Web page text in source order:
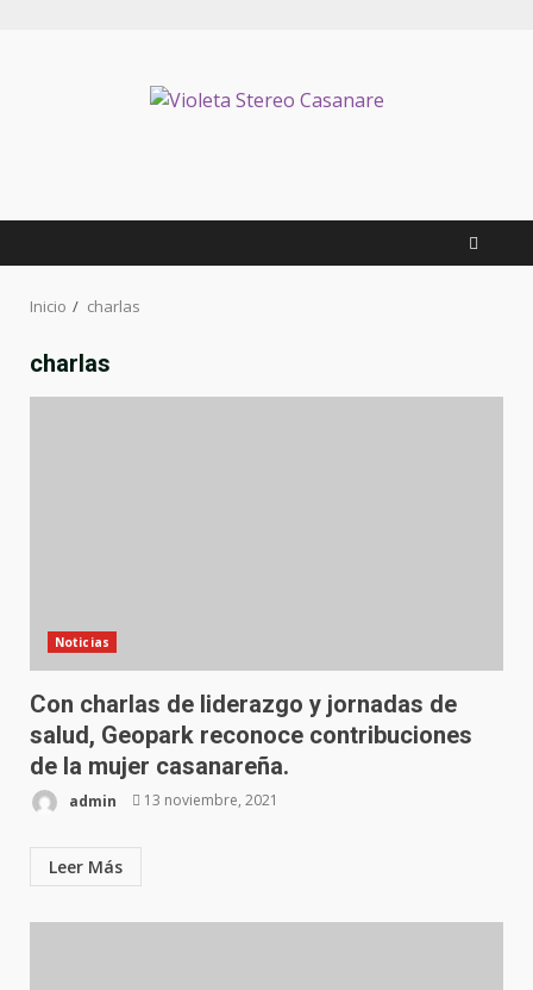
Inicio charlas
charlas
Noticias
Con charlas de liderazgo y jornadas de
salud, Geopark reconoce contribuciones
de la mujer casanareña.
admin 13 noviembre, 2021
Leer Más